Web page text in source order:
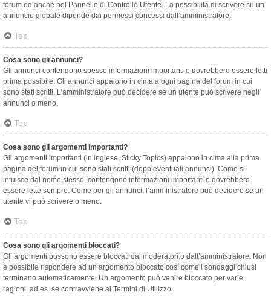
forum ed anche nel Pannello di Controllo Utente. La possibilità di scrivere su un
annuncio globale dipende dai permessi concessi dall’amministratore.
Top
Cosa sono gli annunci?
Gli annunci contengono spesso informazioni importanti e dovrebbero essere letti
prima possibile. Gli annunci appaiono in cima a ogni pagina del forum in cui
sono stati scritti. L’amministratore può decidere se un utente può scrivere negli
annunci o meno.
Top
Cosa sono gli argomenti importanti?
Gli argomenti importanti (in inglese, Sticky Topics) appaiono in cima alla prima
pagina del forum in cui sono stati scritti (dopo eventuali annunci). Come si
intuisce dal nome stesso, contengono informazioni importanti e dovrebbero
essere lette sempre. Come per gli annunci, l’amministratore può decidere se un
utente vi può scrivere o meno.
Top
Cosa sono gli argomenti bloccati?
Gli argomenti possono essere bloccati dai moderatori o dall’amministratore. Non
è possibile rispondere ad un argomento bloccato così come i sondaggi chiusi
terminano automaticamente. Un argomento può venire bloccato per varie
ragioni, ad es. se contravviene ai Termini di Utilizzo.